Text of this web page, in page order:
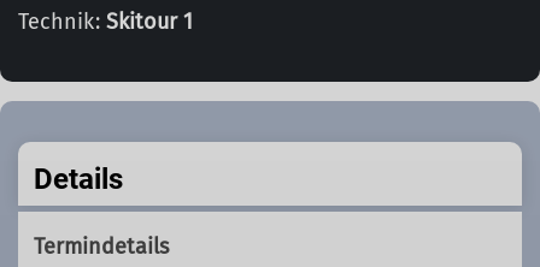
Technik: Skitour 1
Details
Termindetails